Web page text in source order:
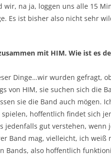
na ja, loggen uns alle 15
Es ist bisher also nicht sehr
mit HIM. Wie ist es
Dinge…wir wurden gefragt,
von HIM, sie suchen sich die
sie die Band auch mögen.
hoffentlich findet sich
jedenfalls gut verstehen, wenn
Band mag, vielleicht, ich weiß
Bands, also hoffentlich